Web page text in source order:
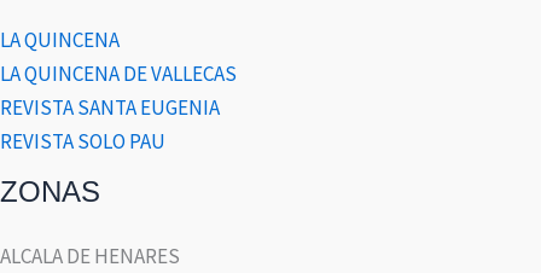
LA QUINCENA
LA QUINCENA DE VALLECAS
REVISTA SANTA EUGENIA
REVISTA SOLO PAU
ZONAS
ALCALA DE HENARES